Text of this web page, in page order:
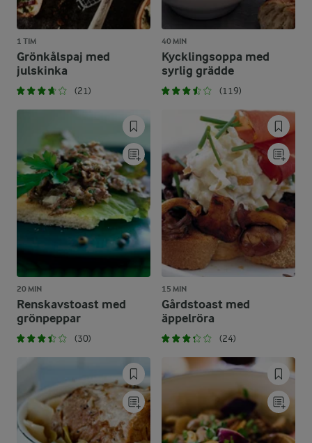
1 TIM
Grönkålspaj med
julskinka
(21)
40 MIN
Kycklingsoppa med
syrlig grädde
(119)
20 MIN
Renskavstoast med
grönpeppar
(30)
15 MIN
Gårdstoast med
äppelröra
(24)